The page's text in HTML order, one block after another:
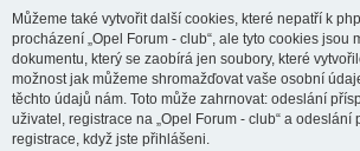
Můžeme také vytvořit další cookies, které nepatří k
procházení „Opel Forum - club“, ale tyto cookies jsou
dokumentu, který se zaobírá jen soubory, které
možnost jak můžeme shromažďovat vaše osobní
těchto údajů nám. Toto může zahrnovat: odeslání
uživatel, registrace na „Opel Forum - club“ a odeslání
registrace, když jste přihlášeni.